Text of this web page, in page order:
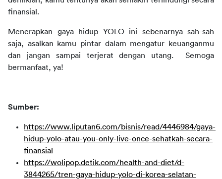
finansial.
Menerapkan gaya hidup YOLO ini sebenarnya sah-sah
saja, asalkan kamu pintar dalam mengatur keuanganmu
dan jangan sampai terjerat dengan utang.  Semoga
bermanfaat, ya!
Sumber:
https://www.liputan6.com/bisnis/read/4446984/gaya-
hidup-yolo-atau-you-only-live-once-sehatkah-secara-
finansial
https://wolipop.detik.com/health-and-diet/d-
3844265/tren-gaya-hidup-yolo-di-korea-selatan-